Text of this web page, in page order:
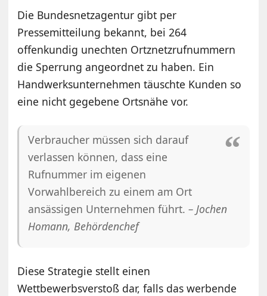
Die Bundesnetzagentur gibt per
Pressemitteilung bekannt, bei 264
offenkundig unechten Ortznetzrufnummern
die Sperrung angeordnet zu haben. Ein
Handwerksunternehmen täuschte Kunden so
eine nicht gegebene Ortsnähe vor.
Verbraucher müssen sich darauf
verlassen können, dass eine
Rufnummer im eigenen
Vorwahlbereich zu einem am Ort
ansässigen Unternehmen führt.–Jochen
Homann, Behördenchef
Diese Strategie stellt einen
Wettbewerbsverstoß dar, falls das werbende